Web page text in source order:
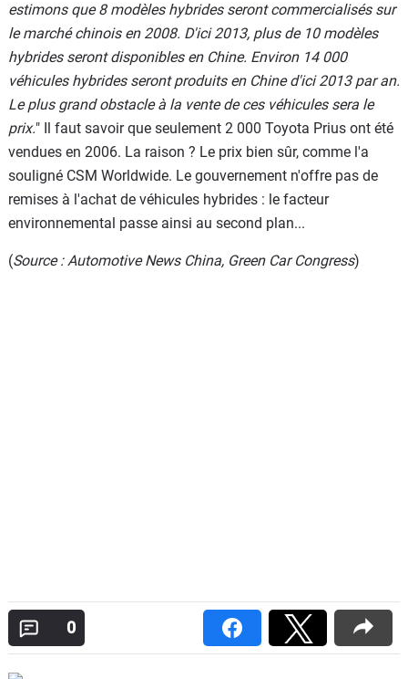
estimons que 8 modèles hybrides seront commercialisés sur
le marché chinois en 2008. D'ici 2013, plus de 10 modèles
hybrides seront disponibles en Chine. Environ 14 000
véhicules hybrides seront produits en Chine d'ici 2013 par an.
Le plus grand obstacle à la vente de ces véhicules sera le
prix." Il faut savoir que seulement 2 000 Toyota Prius ont été
vendues en 2006. La raison ? Le prix bien sûr, comme l'a
souligné CSM Worldwide. Le gouvernement n'offre pas de
remises à l'achat de véhicules hybrides : le facteur
environnemental passe ainsi au second plan...
(Source : Automotive News China, Green Car Congress)
0